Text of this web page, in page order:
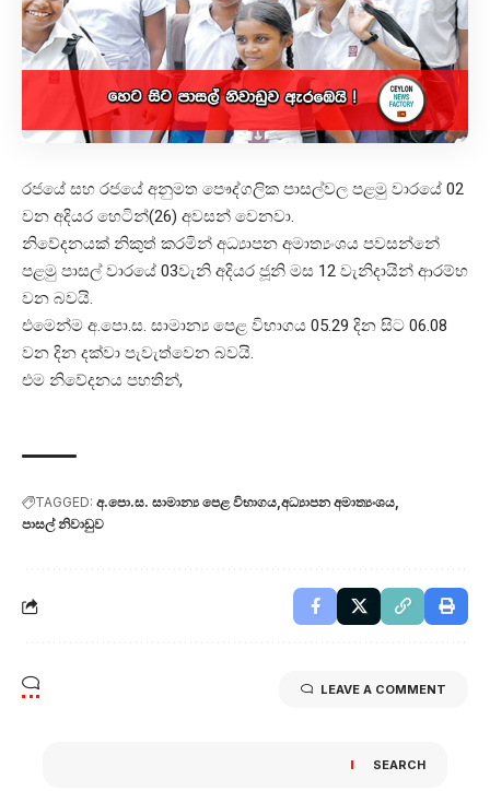
රජයේ සහ රජයේ අනුමත පෞද්ගලික පාසල්වල පළමු වාරයේ 02
වන අදියර හෙටින්(26) අවසන් වෙනවා.
නිවේදනයක් නිකුත් කරමින් අධ්‍යාපන අමාත්‍යංශය පවසන්නේ
පළමු පාසල් වාරයේ 03වැනි අදියර ජූනි මස 12 වැනිදායින් ආරම්භ
වන බවයි.
එමෙන්ම අ.පො.ස. සාමාන්‍ය පෙළ විභාගය 05.29 දින සිට 06.08
වන දින දක්වා පැවැත්වෙන බවයි.
එම නිවේදනය පහතින්,
TAGGED: අ.පො.ස. සාමාන්‍ය පෙළ විභාගය අධ්‍යාපන අමාත්‍යංශය
පාසල් නිවාඩුව
LEAVE A COMMENT
SEARCH